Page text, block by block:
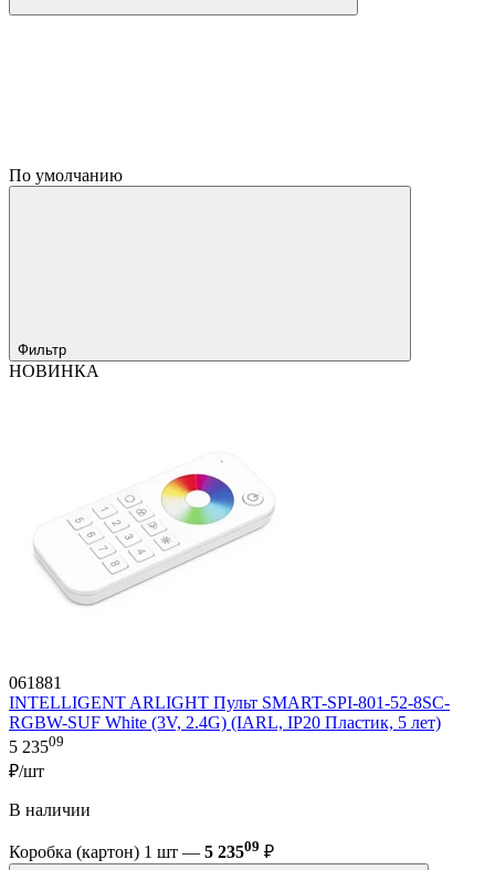
По умолчанию
Фильтр
НОВИНКА
061881
INTELLIGENT ARLIGHT Пульт SMART-SPI-801-52-8SC-
RGBW-SUF White (3V, 2.4G) (IARL, IP20 Пластик, 5 лет)
5 23509
₽/шт
В наличии
Коробка (картон) 1 шт — 5 23509 ₽